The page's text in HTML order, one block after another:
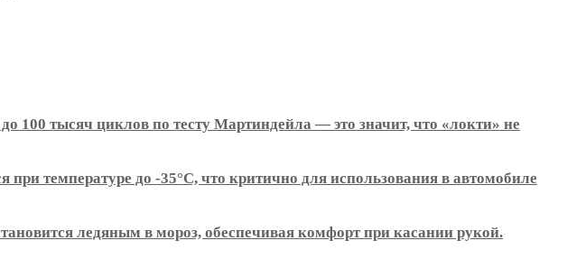
100 тысяч циклов по тесту Мартиндейла — это значит, что «локти» не
температуре до -35°C, что критично для использования в автомобиле
ледяным в мороз, обеспечивая комфорт при касании рукой.